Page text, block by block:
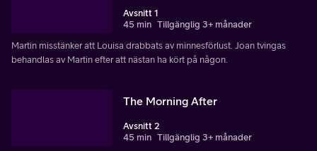
Avsnitt 1
45 min Tillgänglig 3+ månader
Martin misstänker att Louisa drabbats av minnesförlust. Joan tvingas
behandlas av Martin efter att nästan ha kört på någon.
The Morning After
Avsnitt 2
45 min Tillgänglig 3+ månader